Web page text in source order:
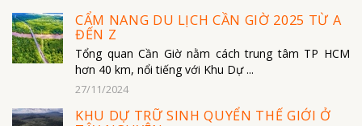
CẨM NANG DU LỊCH CẦN GIỜ 2025 TỪ A
ĐẾN Z
Tổng quan Cần Giờ nằm cách trung tâm TP HCM
hơn 40 km, nổi tiếng với Khu Dự ...
27/11/2024
KHU DỰ TRỮ SINH QUYỂN THẾ GIỚI Ở